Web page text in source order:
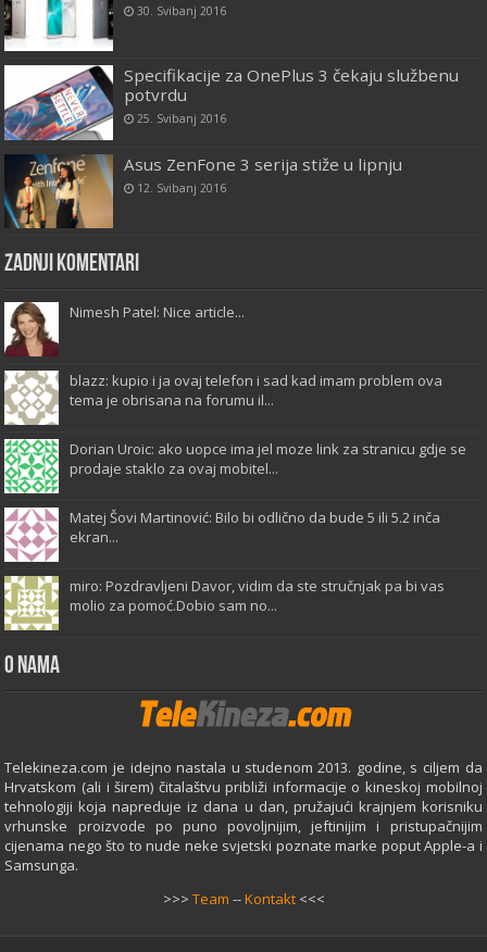
30. Svibanj 2016
Specifikacije za OnePlus 3 čekaju službenu
potvrdu
25. Svibanj 2016
Asus ZenFone 3 serija stiže u lipnju
12. Svibanj 2016
Zadnji komentari
Nimesh Patel: Nice article...
blazz: kupio i ja ovaj telefon i sad kad imam problem ova
tema je obrisana na forumu il...
Dorian Uroic: ako uopce ima jel moze link za stranicu gdje se
prodaje staklo za ovaj mobitel...
Matej Šovi Martinović: Bilo bi odlično da bude 5 ili 5.2 inča
ekran...
miro: Pozdravljeni Davor, vidim da ste stručnjak pa bi vas
molio za pomoć.Dobio sam no...
O Nama
Telekineza.com je idejno nastala u studenom 2013. godine, s ciljem da
Hrvatskom (ali i širem) čitalaštvu približi informacije o kineskoj mobilnoj
tehnologiji koja napreduje iz dana u dan, pružajući krajnjem korisniku
vrhunske proizvode po puno povoljnijim, jeftinijim i pristupačnijim
cijenama nego što to nude neke svjetski poznate marke poput Apple-a i
Samsunga.
>>> Team --Kontakt<<<